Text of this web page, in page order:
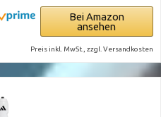
Bei Amazon
ansehen
Preis inkl. MwSt., zzgl. Versandkosten